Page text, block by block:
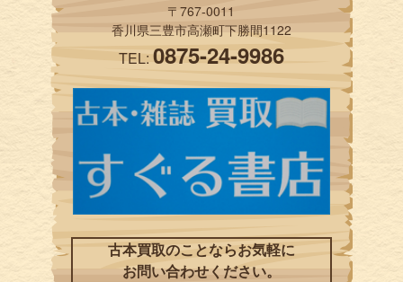
〒767-0011
香川県三豊市高瀬町下勝間1122
TEL:0875-24-9986
古本買取のことならお気軽に
お問い合わせください。